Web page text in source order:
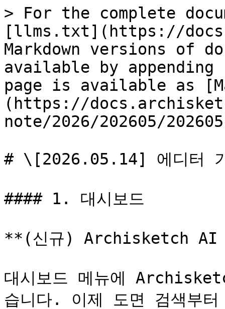
> For the complete
[llms.txt](https://
Markdown versions of
available by
page is available as
(https://
note/2026/202605/
# \[2026.05.14] 에디터
#### 1. 대시보드
**(신규) Archisketch AI
대시보드 메뉴에
습니다. 이제 도면 검색부